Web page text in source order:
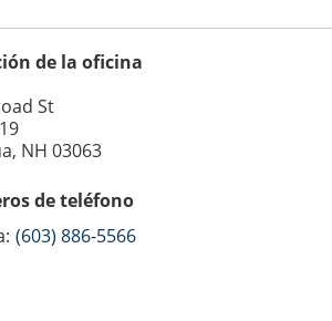
de la oficina
St
NH 03063
de teléfono
(603) 886-5566